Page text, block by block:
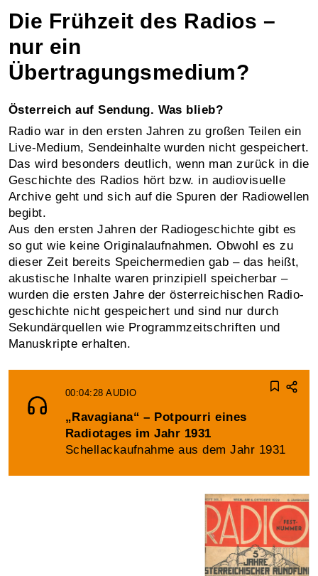
Die Frühzeit des Radios –
nur ein
Übertragungsmedium?
Österreich auf Sendung. Was blieb?
Radio war in den ersten Jahren zu großen Teilen ein
Live-Medium, Sende­inhalte wurden nicht gespeichert.
Das wird besonders deutlich, wenn man zurück in die
Geschichte des Radios hört bzw. in audio­visuelle
Archive geht und sich auf die Spuren der Radio­wellen
begibt.
Aus den ersten Jahren der Radio­geschichte gibt es
so gut wie keine Original­auf­nahmen. Obwohl es zu
dieser Zeit bereits Speicher­medien gab – das heißt,
akustische Inhalte waren prinzipiell speicher­bar –
wurden die ersten Jahre der öster­reichischen Radio­
geschichte nicht gespeichert und sind nur durch
Sekundär­quellen wie Programm­zeit­schriften und
Manuskripte erhalten.
00:04:28AUDIO
„Ravagiana“ – Potpourri eines
Radiotages im Jahr 1931
Schellackaufnahme aus dem Jahr 1931